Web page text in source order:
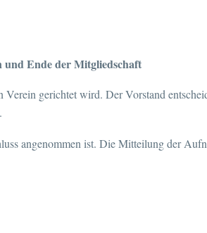
und Ende der Mitgliedschaft
gerichtet wird. Der Vorstand
angenommen ist. Die Mitteilung der